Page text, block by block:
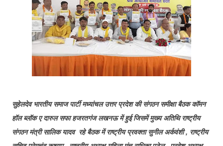
सुहेलदेव भारतीय समाज पार्टी मध्यांचल उत्तर प्रदेश की संगठन समीक्षा बैठक कॉमन
हॉल ब्लॉक ए दारुल सफा हजरतगंज लखनऊ में हुई जिसमें मुख्य अतिथि राष्ट्रीय
संगठन मंत्री सालिक यादव रहे बैठक में राष्ट्रीय प्रवक्ता सुनील अर्कवंशी , राष्ट्रीय